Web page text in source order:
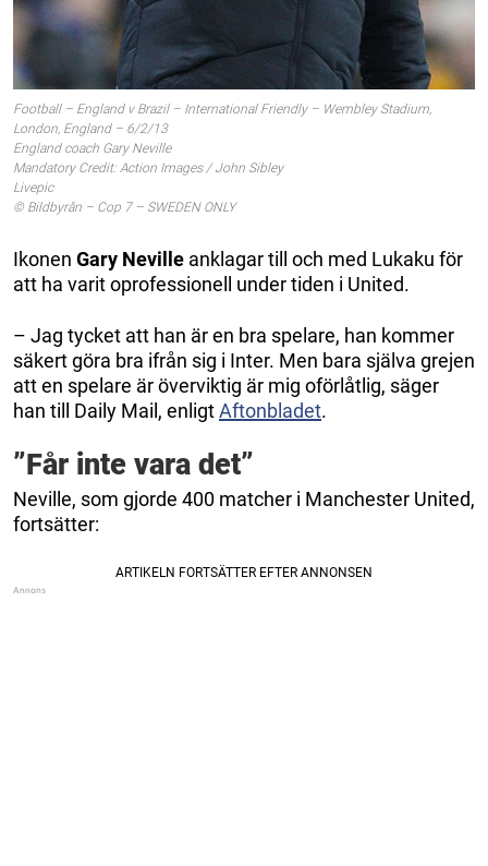
Football – England v Brazil – International Friendly – Wembley Stadium,
London, England – 6/2/13
England coach Gary Neville
Mandatory Credit: Action Images / John Sibley
Livepic
© Bildbyrån – Cop 7 – SWEDEN ONLY
Ikonen Gary Neville anklagar till och med Lukaku för
att ha varit oprofessionell under tiden i United.
– Jag tycket att han är en bra spelare, han kommer
säkert göra bra ifrån sig i Inter. Men bara själva grejen
att en spelare är överviktig är mig oförlåtlig, säger
han till Daily Mail, enligtAftonbladet.
”Får inte vara det”
Neville, som gjorde 400 matcher i Manchester United,
fortsätter: